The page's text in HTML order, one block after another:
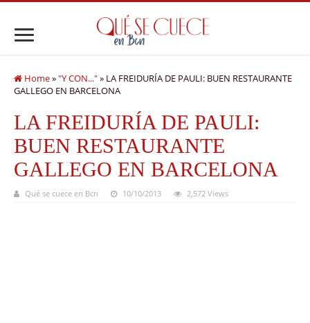
Home»"Y CON..."» LA FREIDURÍA DE PAULI: BUEN RESTAURANTE
GALLEGO EN BARCELONA
LA FREIDURÍA DE PAULI:
BUEN RESTAURANTE
GALLEGO EN BARCELONA
Qué se cuece en Bcn 10/10/2013 2,572 Views